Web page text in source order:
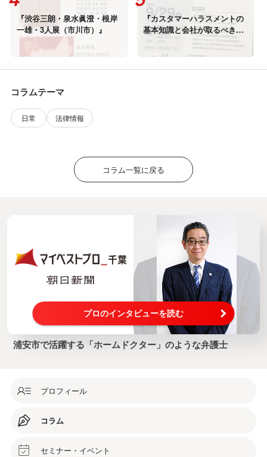
『渋谷三朗・泉水眞澄・根岸
一雄・3人展（市川市）』
『カスタマーハラスメントの
基本知識と会社が取るべき労
務管理セミナー（浦安市）』
コラムテーマ
日常 法律情報
コラム一覧に戻る
プロのインタビューを読む
浦安市で活躍する「ホームドクター」のような弁護士
プロフィール
コラム
セミナー・イベント